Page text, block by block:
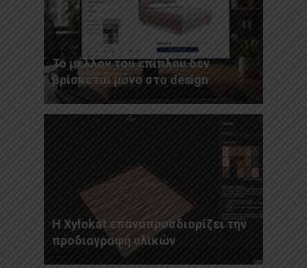
Το μέλλον του επίπλου δεν
βρίσκεται μόνο στο design
Η Xylokat επαναπροσδιορίζει την
προδιαγραφή υλικών